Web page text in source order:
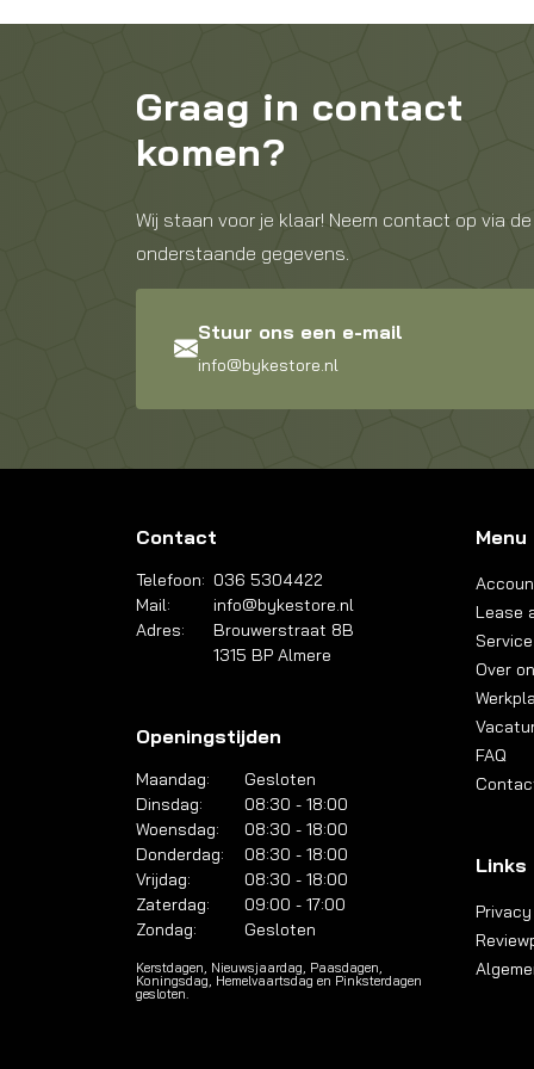
Graag in contact
komen?
Wij staan voor je klaar! Neem contact op via de
onderstaande gegevens.
Stuur ons een e-mail
info@bykestore.nl
Contact
Telefoon: 036 5304422
Mail:
info@bykestore.nl
Adres:
Brouwerstraat 8B
1315 BP Almere
Openingstijden
Maandag:
Gesloten
Dinsdag:
08:30 - 18:00
Woensdag:
08:30 - 18:00
Donderdag:
08:30 - 18:00
Vrijdag:
08:30 - 18:00
Zaterdag:
09:00 - 17:00
Zondag:
Gesloten
Kerstdagen, Nieuwsjaardag, Paasdagen,
Koningsdag, Hemelvaartsdag en Pinksterdagen
gesloten.
Menu
Lease
Over
FAQ
Links